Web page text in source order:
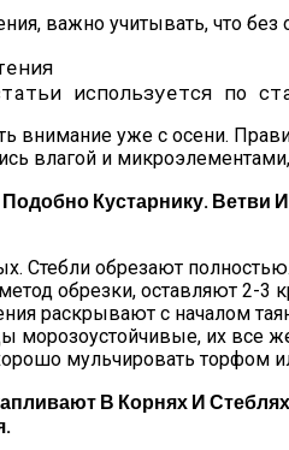
Календарю:
важно учитывать, что
используется по
уже с осени.
влагой и
Кустарнику. Ветви
Стебли обрезают
обрезки, оставляют 2-
раскрывают с началом
морозоустойчивые, их все
мульчировать торфом
В Корнях И